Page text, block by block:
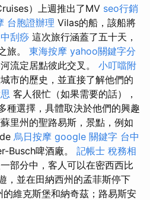
）上週推出了MV seo行銷
台胞證辦理 Vilas的船，該船將
刮痧 這次旅行涵蓋了五十天，
旅。 東海按摩 yahoo關鍵字分
流定居點彼此交叉。 小叮噹附
市的歷史，並直接了解他們的
客人很忙（如果需要的話），
種選擇，具體取決於他們的興趣
里州的聖路易斯，景點，例如
烏日按摩 google 關鍵字 台中
Busch啤酒廠。 記帳士 稅務相
部分中，客人可以在密西西比
，並在田納西州的孟菲斯停下
的維克斯堡和納奇茲；路易斯安